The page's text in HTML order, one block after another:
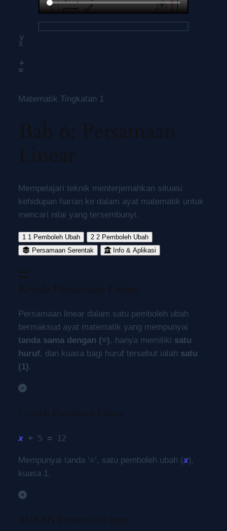
x
y
=
+
Matematik Tingkatan 1
Bab 6: Persamaan
Linear
Mempelajari teknik menterjemahkan situasi
kehidupan harian ke dalam ayat matematik untuk
mencari nilai yang tersembunyi.
1 1 Pemboleh Ubah 22 Pemboleh Ubah
Persamaan Serentak
Info & Aplikasi
Kenali Persamaan Linear
Persamaan linear dalam satu pemboleh ubah
bermaksud ayat matematik yang mempunyai
tanda sama dengan (=), hanya memiliki satu
huruf, dan kuasa bagi huruf tersebut ialah satu
(1).
Contoh Persamaan Linear
x+ 5 = 12
Mempunyai tanda ‘=’, satu pemboleh ubah (x),
kuasa 1.
BUKAN Persamaan Linear